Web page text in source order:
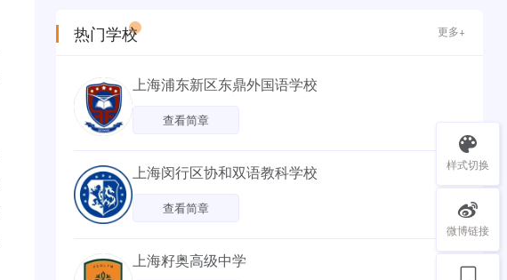
热门学校
上海浦东新区东鼎外国语学校
查看简章
上海闵行区协和双语教科学校
查看简章
上海籽奥高级中学
更多+
样式切换
微博链接